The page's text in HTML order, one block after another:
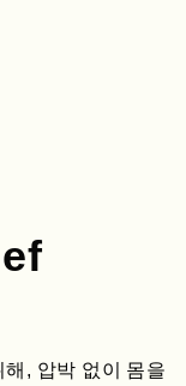
, 압박 없이 몸을